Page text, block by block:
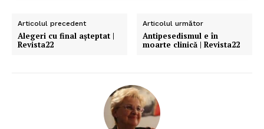
Articolul precedent
Alegeri cu final așteptat |
Revista22
Articolul următor
Antipesedismul e în
moarte clinică | Revista22